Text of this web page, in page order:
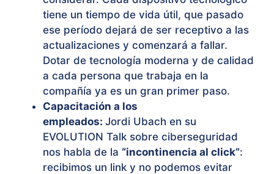
tiene un tiempo de vida útil, que pasado
ese período dejará de ser receptivo a las
actualizaciones y comenzará a fallar.
Dotar de tecnología moderna y de calidad
a cada persona que trabaja en la
compañía ya es un gran primer paso.
Capacitación a los
empleados: Jordi Ubach en su
EVOLUTION Talk sobre ciberseguridad
nos habla de la “incontinencia al click”:
recibimos un link y no podemos evitar